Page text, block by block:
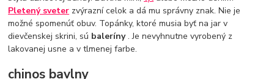
Pletený sveter zvýrazní celok a dá mu správny znak. Nie je
možné spomenúť obuv. Topánky, ktoré musia byť na jar v
dievčenskej skrini, sú baleríny. Je nevyhnutne vyrobený z
lakovanej usne a v tlmenej farbe.
chinos bavlny